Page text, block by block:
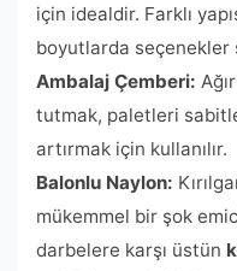
için idealdir. Farklı
boyutlarda seçenekler
Ambalaj Çemberi:
tutmak, paletleri
artırmak için kullanılır.
Balonlu Naylon:
mükemmel bir şok
darbelere karşı üstün